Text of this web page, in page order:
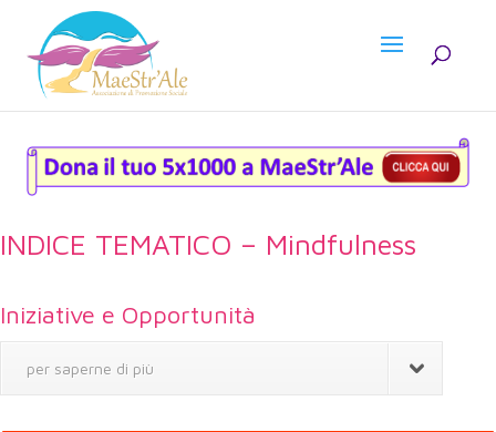
INDICE TEMATICO – Mindfulness
Iniziative e Opportunità
per saperne di più